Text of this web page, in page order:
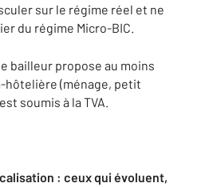
sur le régime réel et ne
du régime Micro-BIC.
bailleur propose au moins
hôtelière (ménage, petit
soumis à la TVA.
: ceux qui évoluent,